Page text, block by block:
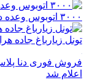
۳۰۰۰ اتوبوس وعده داده شده هنوز وارد طرح اربعین نشده است
تونل زیارباغ جاده
فروش فوری دنا
اعلام شد